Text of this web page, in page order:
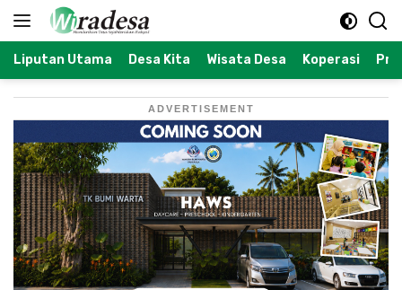
Langsung
Liputan Utama Desa Kita Wisata Desa Koperasi
ADVERTISEMENT